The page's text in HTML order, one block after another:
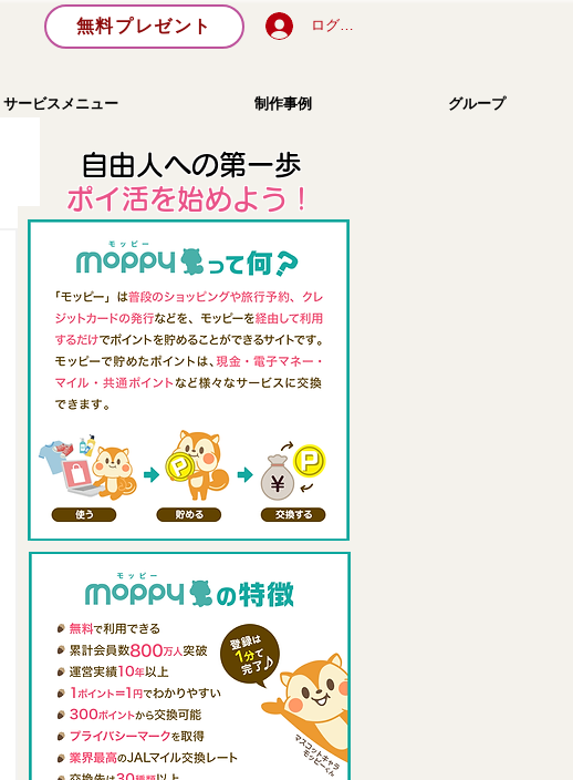
無料プレゼント ログイン
サービスメニュー 制作事例 グループ
自由人への第一歩
​ポイ活を始めよう！